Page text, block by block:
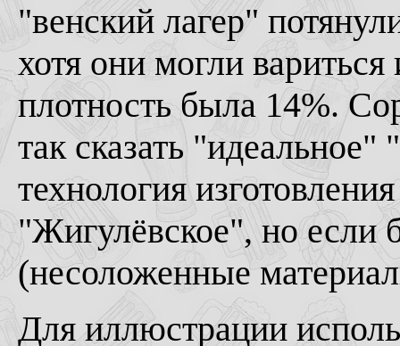
"венский лагер"
хотя они могли
плотность была 14%.
так сказать
технология
"Жигулёвское", но если
(несоложенные
Для иллюстрации